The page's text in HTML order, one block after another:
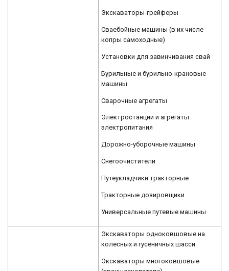
Экскаваторы-грейферы
Сваебойные машины (в их числе
копры самоходные)
Установки для завинчивания свай
Бурильные и бурильно-крановые
машины
Сварочные агрегаты
Электростанции и агрегаты
электропитания
Дорожно-уборочные машины
Снегоочистители
Путеукладчики тракторные
Тракторные дозировщики
Универсальные путевые машины
Экскаваторы одноковшовые на
колесных и гусеничных шасси
Экскаваторы многоковшовые